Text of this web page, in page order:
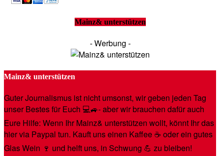
Mainz& unterstützen
- Werbung -
Mainz& unterstützen
Guter Journalismus ist nicht umsonst, wir geben jeden Tag
unser Bestes für Euch 💻🚙- aber wir brauchen dafür auch
Eure Hilfe: Wenn Ihr Mainz& unterstützen wollt, könnt Ihr das
hier via Paypal tun. Kauft uns einen Kaffee ☕️ oder ein gutes
Glas Wein 🍷 und helft uns, in Schwung 💪 zu bleiben!